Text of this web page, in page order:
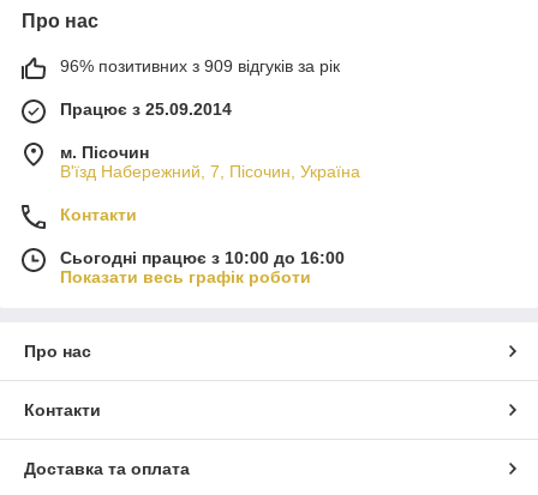
Про нас
96% позитивних з 909 відгуків за рік
Працює з 25.09.2014
м. Пісочин
В'їзд Набережний, 7, Пісочин, Україна
Контакти
Сьогодні працює з 10:00 до 16:00
Показати весь графік роботи
Про нас
Контакти
Доставка та оплата